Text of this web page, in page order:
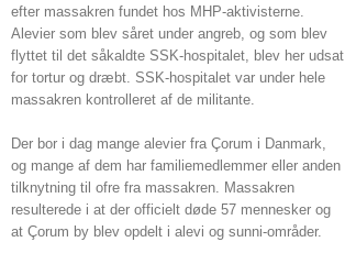
efter massakren fundet hos MHP-aktivisterne.
Alevier som blev såret under angreb, og som blev
flyttet til det såkaldte SSK-hospitalet, blev her udsat
for tortur og dræbt. SSK-hospitalet var under hele
massakren kontrolleret af de militante.
Der bor i dag mange alevier fra Çorum i Danmark,
og mange af dem har familiemedlemmer eller anden
tilknytning til ofre fra massakren. Massakren
resulterede i at der officielt døde 57 mennesker og
at Çorum by blev opdelt i alevi og sunni-områder.